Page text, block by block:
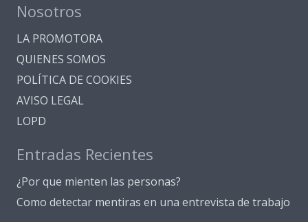
Nosotros
LA PROMOTORA
QUIENES SOMOS
POLÍTICA DE COOKIES
AVISO LEGAL
LOPD
Entradas Recientes
¿Por que mienten las personas?
Como detectar mentiras en una entrevista de trabajo